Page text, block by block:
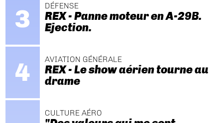
DÉFENSE
REX - Panne moteur en A-29B.
Ejection.
AVIATION GÉNÉRALE
REX - Le show aérien tourne au
drame
CULTURE AÉRO